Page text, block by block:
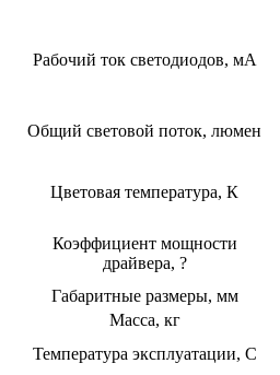
Рабочий ток светодиодов, мА
Общий световой поток, люмен
Цветовая температура, К
Коэффициент мощности
драйвера, ?
Габаритные размеры, мм
Масса, кг
Температура эксплуатации, С